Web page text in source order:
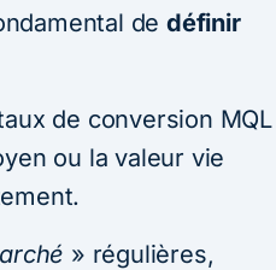
de définir
de conversion MQL
ou la valeur vie
» régulières,